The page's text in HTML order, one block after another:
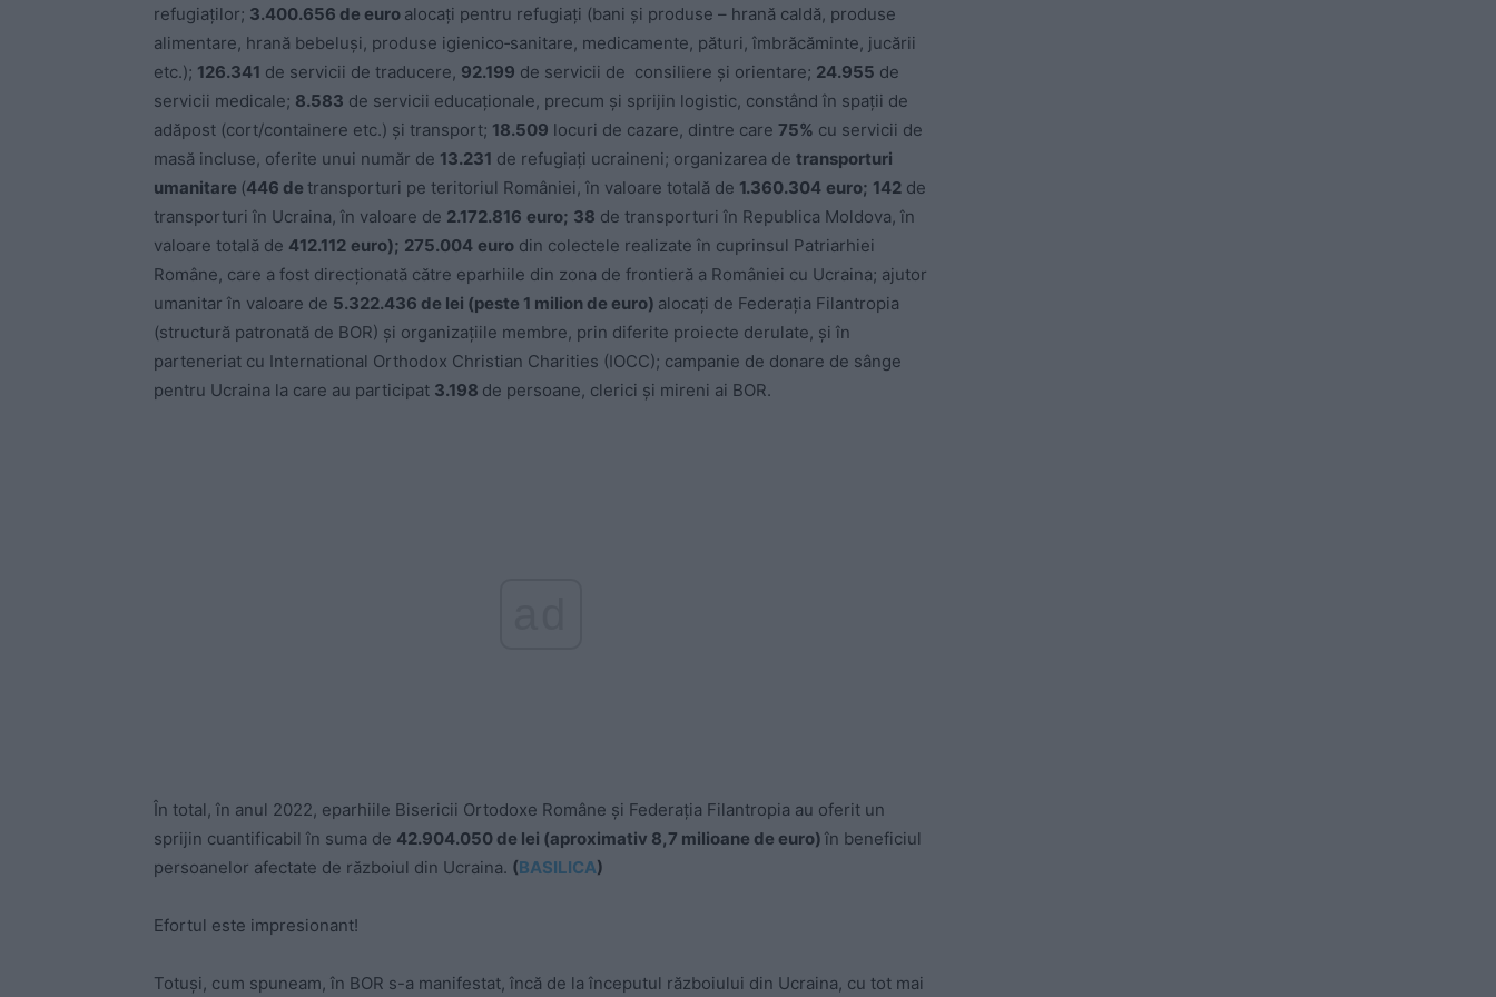
refugiaților; 3.400.656 de euro alocați pentru refugiați (bani și produse – hrană caldă, produse
alimentare, hrană bebeluși, produse igienico‑sanitare, medicamente, pături, îmbrăcăminte, jucării
etc.); 126.341 de servicii de traducere, 92.199 de servicii de consiliere și orientare; 24.955 de
servicii medicale; 8.583 de servicii educaționale, precum și sprijin logistic, constând în spații de
adăpost (cort/containere etc.) și transport; 18.509 locuri de cazare, dintre care 75% cu servicii de
masă incluse, oferite unui număr de 13.231 de refugiați ucraineni; organizarea de transporturi
umanitare (446 de transporturi pe teritoriul României, în valoare totală de 1.360.304 euro; 142 de
transporturi în Ucraina, în valoare de 2.172.816 euro; 38 de transporturi în Republica Moldova, în
valoare totală de 412.112 euro); 275.004 euro din colectele realizate în cuprinsul Patriarhiei
Române, care a fost direcționată către eparhiile din zona de frontieră a României cu Ucraina; ajutor
umanitar în valoare de 5.322.436 de lei (peste 1 milion de euro) alocați de Federaţia Filantropia
(structură patronată de BOR) și organizațiile membre, prin diferite proiecte derulate, şi în
parteneriat cu International Orthodox Christian Charities (IOCC); campanie de donare de sânge
pentru Ucraina la care au participat 3.198 de persoane, clerici și mireni ai BOR.
În total, în anul 2022, eparhiile Bisericii Ortodoxe Române și Federația Filantropia au oferit un
sprijin cuantificabil în suma de 42.904.050 de lei (aproximativ 8,7 milioane de euro) în beneficiul
persoanelor afectate de războiul din Ucraina. (BASILICA)
Efortul este impresionant!
Totuși, cum spuneam, în BOR s-a manifestat, încă de la începutul războiului din Ucraina, cu tot mai